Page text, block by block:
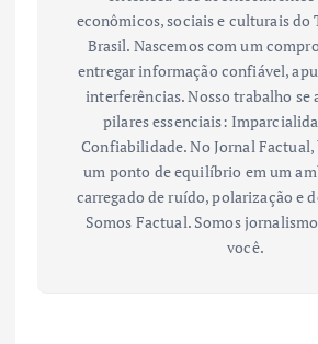
econômicos, sociais e culturais do
Brasil. Nascemos com um
entregar informação confiável,
interferências. Nosso trabalho se
pilares essenciais:
Confiabilidade. No Jornal Factual,
um ponto de equilíbrio em um
carregado de ruído, polarização e
Somos Factual. Somos
você.